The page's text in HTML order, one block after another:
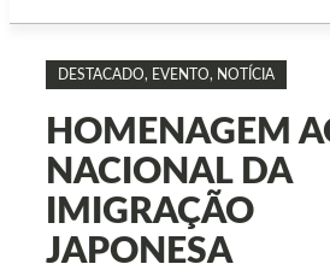
DESTACADO, EVENTO, NOTÍCIA
HOMENAGEM
NACIONAL DA
IMIGRAÇÃO
JAPONESA